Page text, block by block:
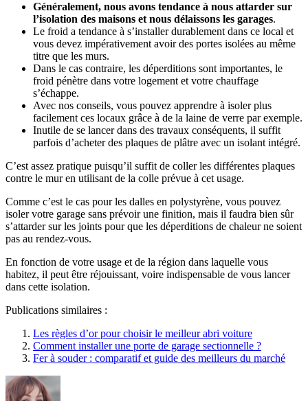
Généralement, nous avons tendance à nous attarder sur
l’isolation des maisons et nous délaissons les garages.
Le froid a tendance à s’installer durablement dans ce local et
vous devez impérativement avoir des portes isolées au même
titre que les murs.
Dans le cas contraire, les déperditions sont importantes, le
froid pénètre dans votre logement et votre chauffage
s’échappe.
Avec nos conseils, vous pouvez apprendre à isoler plus
facilement ces locaux grâce à de la laine de verre par exemple.
Inutile de se lancer dans des travaux conséquents, il suffit
parfois d’acheter des plaques de plâtre avec un isolant intégré.
C’est assez pratique puisqu’il suffit de coller les différentes plaques
contre le mur en utilisant de la colle prévue à cet usage.
Comme c’est le cas pour les dalles en polystyrène, vous pouvez
isoler votre garage sans prévoir une finition, mais il faudra bien sûr
s’attarder sur les joints pour que les déperditions de chaleur ne soient
pas au rendez-vous.
En fonction de votre usage et de la région dans laquelle vous
habitez, il peut être réjouissant, voire indispensable de vous lancer
dans cette isolation.
Publications similaires :
Les règles d’or pour choisir le meilleur abri voiture
Comment installer une porte de garage sectionnelle ?
Fer à souder : comparatif et guide des meilleurs du marché